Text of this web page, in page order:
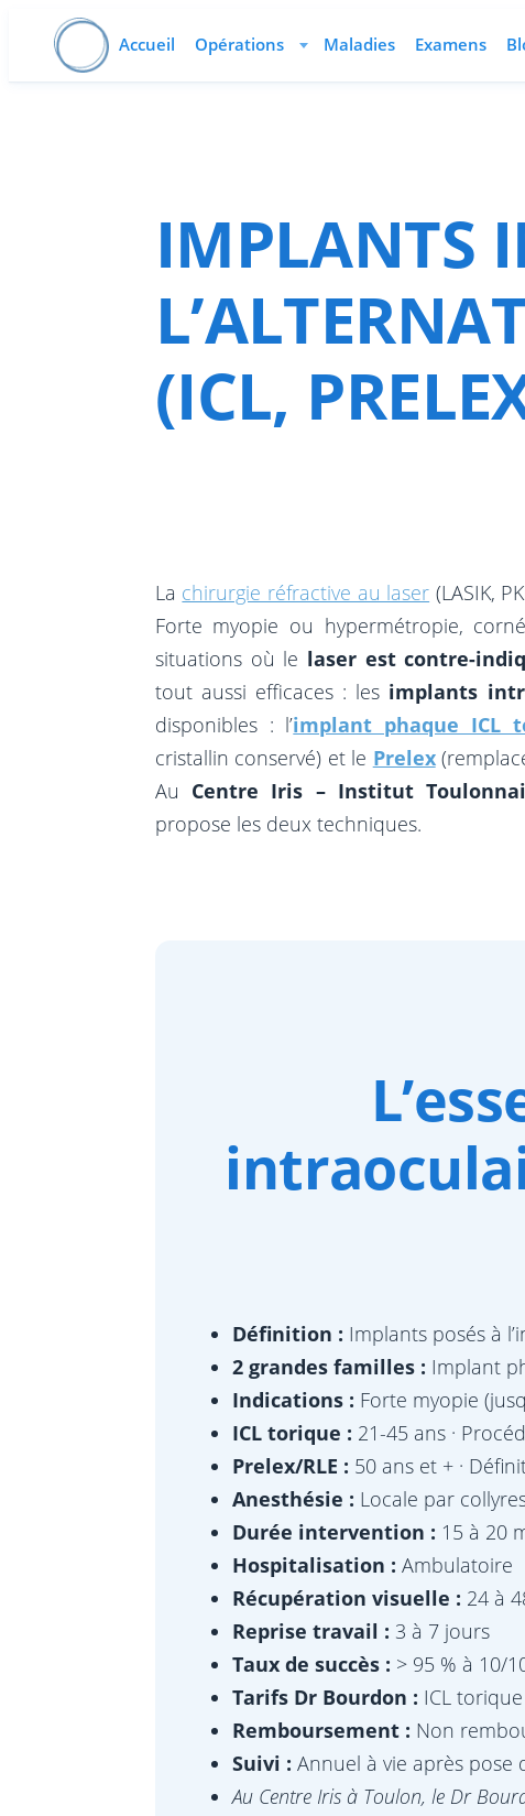
contenu
Accueil Opérations Maladies Examens
IMPLANTS
(ICL,
La chirurgie réfractive au laser (LASIK,
Forte myopie ou hypermétropie,
situations où le laser est contre-
tout aussi efficaces : les implants
disponibles : l’implant phaque ICL
cristallin conservé) et le Prelex
Au Centre Iris – Institut
propose les deux techniques.
Définition : Implants posés à
2 grandes familles : Implant
Indications : Forte myopie
ICL torique : 21-45 ans ·
Prelex/RLE : 50 ans et + ·
Anesthésie : Locale par
Durée intervention : 15 à 20
Hospitalisation : Ambulatoire
Récupération visuelle : 24 à
Reprise travail : 3 à 7 jours
Taux de succès : > 95 % à 10/
Tarifs Dr Bourdon : ICL
Remboursement : Non
Suivi : Annuel à vie après pose
Au Centre Iris à Toulon, le Dr